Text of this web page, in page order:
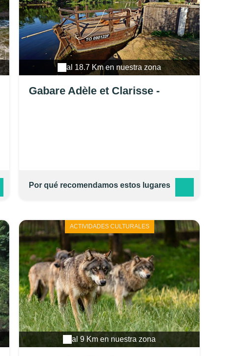
al 18.7 Km en nuestra zona
Gabare Adèle et Clarisse -
Por qué recomendamos estos lugares
ACTIVIDADES CULTURALES
al 9 Km en nuestra zona